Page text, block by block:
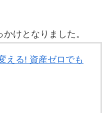
けとなりました。
える! 資産ゼロでも